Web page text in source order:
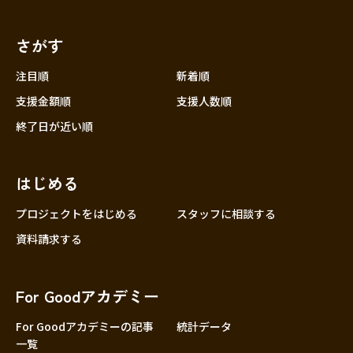
さがす
注目順
新着順
支援金額順
支援人数順
終了日が近い順
はじめる
プロジェクトをはじめる
スタッフに相談する
資料請求する
For Goodアカデミー
For Goodアカデミーの記事
一覧
統計データ